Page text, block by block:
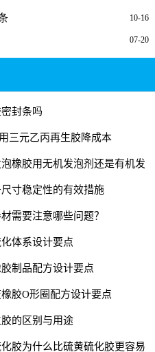
10-16
07-20
封条吗
三元乙丙再生胶降成本
橡胶用无机发泡剂还是有机发
寸稳定性的有效措施
需要注意哪些问题？
体系设计要点
制品配方设计要点
胶O形圈配方设计要点
的区别与用途
胶为什么比硫黄硫化胶更容易